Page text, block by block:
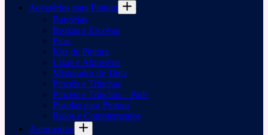
Acessórios para Pintura
Bandejas
Broxas e Escovas
Fitas
Kits de Pintura
Lixas e Abrasivos
Misturador de Tinta
Pincéis e Trinchas
Pinceis e Trinchas – Pads
Pistolas para Pintura
Rolos e Complementos
Automotivo